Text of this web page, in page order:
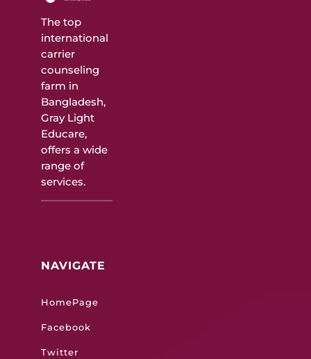
The top
international
carrier
counseling
farm in
Bangladesh,
Gray Light
Educare,
offers a wide
range of
services.
NAVIGATE
HomePage
Facebook
Twitter